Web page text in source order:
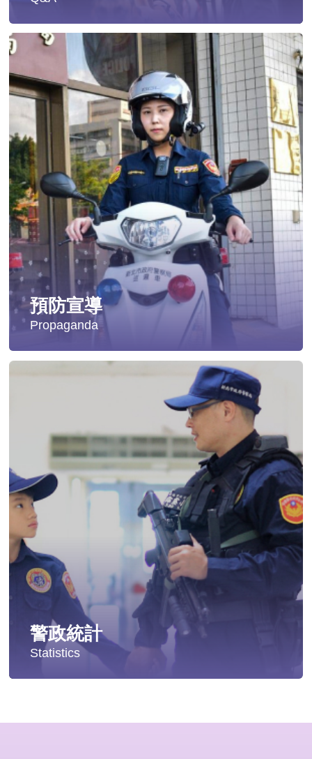
遭受性侵害時，可向哪些單位求助？
發生性侵害案件後，我可以請社工陪同嗎?
發生性侵害案件後，我需要去驗傷嗎?
遇到性騷擾案件之處理？
當你遭受到家庭暴力時該如何處理？
如何執行家庭暴力加害人訪查、訪查對象及期間為何?
預防宣導
Propaganda
影音專區
交通安全
警政統計
Statistics